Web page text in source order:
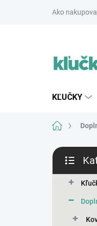
Ako
KĽUČKY
Domov
B
č
kategórie